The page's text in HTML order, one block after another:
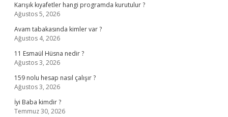
Karışık kıyafetler hangi programda kurutulur ?
Ağustos 5, 2026
Avam tabakasında kimler var ?
Ağustos 4, 2026
11 Esmaül Hüsna nedir ?
Ağustos 3, 2026
159 nolu hesap nasıl çalışır ?
Ağustos 3, 2026
İyi Baba kimdir ?
Temmuz 30, 2026